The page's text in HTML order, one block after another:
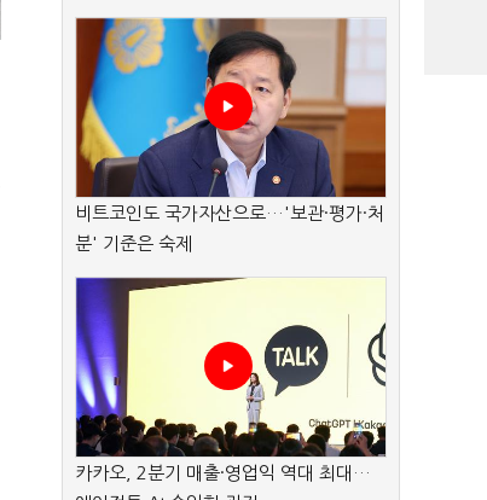
비트코인도 국가자산으로…'보관·평가·처
분' 기준은 숙제
카카오, 2분기 매출·영업익 역대 최대…